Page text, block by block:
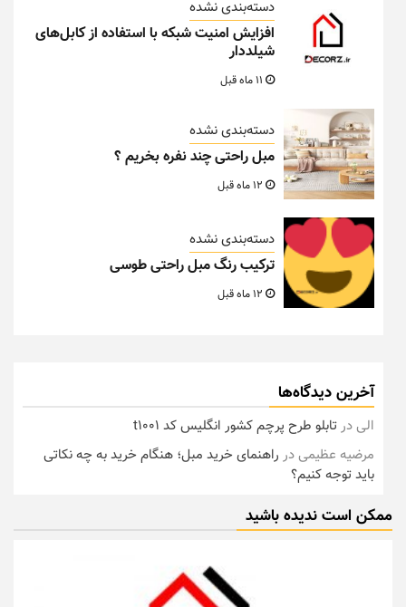
دسته‌بندی نشده
افزایش امنیت شبکه با استفاده از کابل‌های
شیلددار
دسته‌بندی نشده
مبل راحتی چند نفره بخریم ؟
دسته‌بندی نشده
ترکیب رنگ مبل راحتی طوسی
آخرین دیدگاه‌ها
الیدرتابلو طرح پرچم کشور انگلیس کد t1001
مرضیه عظیمیدر راهنمای خرید مبل؛ هنگام خرید به چه نکاتی
باید توجه کنیم؟
ممکن است ندیده باشید